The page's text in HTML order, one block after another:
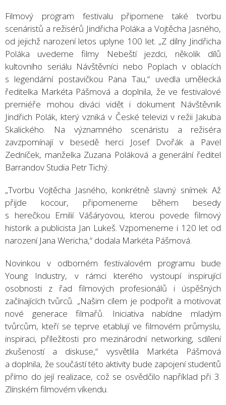
Filmový program festivalu připomene také tvorbu
scenáristů a režisérů Jindřicha Poláka a Vojtěcha Jasného,
od jejichž narození letos uplyne 100 let. „Z dílny Jindřicha
Poláka uvedeme filmy Nebeští jezdci, několik dílů
kultovního seriálu Návštěvníci nebo Poplach v oblacích
s legendární postavičkou Pana Tau,“ uvedla umělecká
ředitelka Markéta Pášmová a doplnila, že ve festivalové
premiéře mohou diváci vidět i dokument Návštěvník
Jindřich Polák, který vzniká v České televizi v režii Jakuba
Skalického. Na významného scenáristu a režiséra
zavzpomínají v besedě herci Josef Dvořák a Pavel
Zedníček, manželka Zuzana Poláková a generální ředitel
Barrandov Studia Petr Tichý.
„Tvorbu Vojtěcha Jasného, konkrétně slavný snímek Až
přijde kocour, připomeneme během besedy
s herečkou Emilií Vášáryovou, kterou povede filmový
historik a publicista Jan Lukeš. Vzpomeneme i 120 let od
narození Jana Wericha,“ dodala Markéta Pášmová.
Novinkou v odborném festivalovém programu bude
Young Industry, v rámci kterého vystoupí inspirující
osobnosti z řad filmových profesionálů i úspěšných
začínajících tvůrců. „Našim cílem je podpořit a motivovat
nové generace filmařů. Iniciativa nabídne mladým
tvůrcům, kteří se teprve etablují ve filmovém průmyslu,
inspiraci, příležitosti pro mezinárodní networking, sdílení
zkušeností a diskuse,“ vysvětlila Markéta Pášmová
a doplnila, že součástí této aktivity bude zapojení studentů
přímo do její realizace, což se osvědčilo například při 3.
Zlínském filmovém víkendu.